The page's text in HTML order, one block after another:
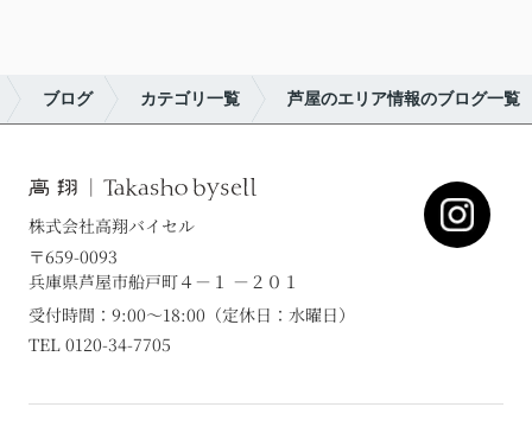
ブログ カテゴリ一覧 芦屋のエリア情報のブログ一覧
株式会社高翔バイセル
〒659-0093
兵庫県芦屋市船戸町４－１ －２０１
受付時間：9:00～18:00（定休日：水曜日）
TEL 0120-34-7705